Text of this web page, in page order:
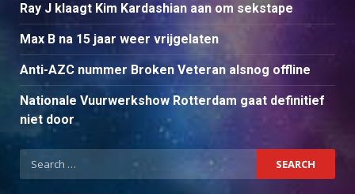
Ray J klaagt Kim Kardashian aan om sekstape
Max B na 15 jaar weer vrijgelaten
Anti-AZC nummer Broken Veteran alsnog offline
Nationale Vuurwerkshow Rotterdam gaat definitief
niet door
Search
for: